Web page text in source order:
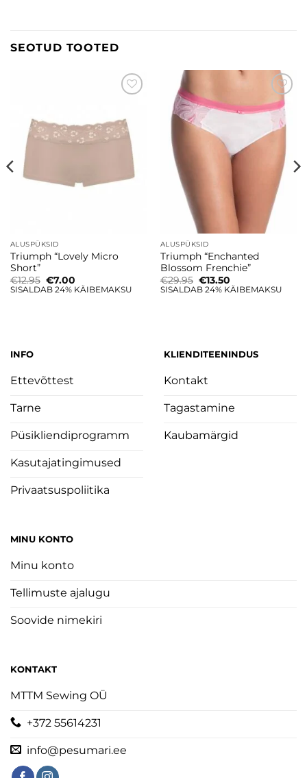
SEOTUD TOOTED
ALUSPÜKSID
Triumph “Lovely Micro
Short”
€12.95 Algne
hind
€7.00Current
price
SISALDAB 24% KÄIBEMAKSU
Lisa
soovinimekirja
ALUSPÜKSID
Triumph “Enchanted
Blossom Frenchie”
€29.95 Algne
hind
€13.50Current
price
SISALDAB 24% KÄIBEMAKSU
INFO
Ettevõttest
Tarne
Püsikliendiprogramm
Kasutajatingimused
Privaatsuspoliitika
KLIENDITEENINDUS
Kontakt
Tagastamine
Kaubamärgid
MINU KONTO
Minu konto
Tellimuste ajalugu
Soovide nimekiri
KONTAKT
MTTM Sewing OÜ
+372 55614231
info@pesumari.ee